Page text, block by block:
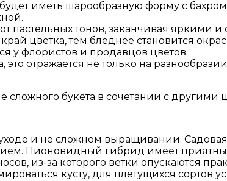
иметь шарообразную форму с
пастельных тонов, заканчивая яркими
цветка, тем бледнее становится
у флористов и продавцов цветов.
отражается не только на
букета в сочетании с другими
и не сложном выращивании. Садовая
Пионовидный гибрид имеет
из-за которого ветки опускаются
кусту, для плетущихся сортов